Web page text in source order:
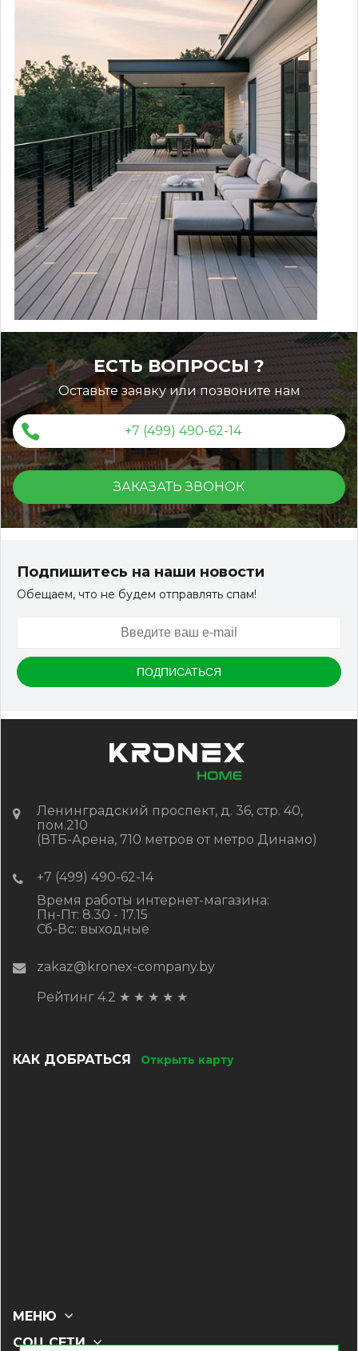
150*25*3000 мм
КУПИТЬ
ЕСТЬ ВОПРОСЫ ?
Оставьте заявку или позвоните нам
+7 (499) 490-62-14
ЗАКАЗАТЬ ЗВОНОК
Подпишитесь на наши новости
Обещаем, что не будем отправлять спам!
Ленинградский проспект, д. 36, стр. 40,
пом.210
(ВТБ-Арена, 710 метров от метро Динамо)
+7 (499) 490-62-14
Время работы интернет-магазина:
Пн-Пт: 8.30 - 17.15
Сб-Вс: выходные
zakaz@kronex-company.by
Рейтинг 4.2 ★ ★ ★ ★ ★
КАК ДОБРАТЬСЯ Открыть карту
СОЦ СЕТИ
МЕНЮ